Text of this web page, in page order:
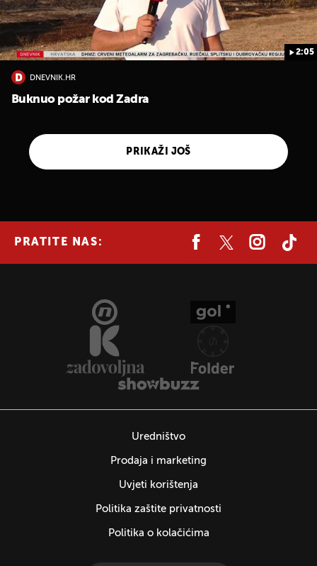
2:05
DNEVNIK.HR
Buknuo požar kod Zadra
PRIKAŽI JOŠ
PRATITE NAS:
Uredništvo
Prodaja i marketing
Uvjeti korištenja
Politika zaštite privatnosti
Politika o kolačićima